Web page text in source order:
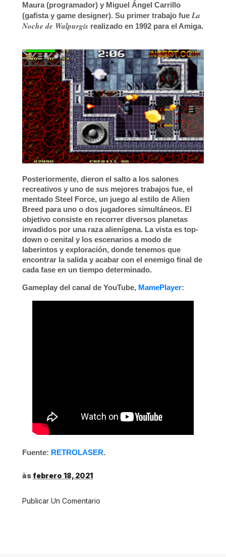
Maura(programador) y Miguel Ángel Carrillo
(gafista y game designer). Su primer trabajo fue La
Noche de Walpurgis realizado en 1992 para el Amiga.
Posteriormente, dieron el salto a los salones
recreativos y uno de sus mejores trabajos fue, el
mentado Steel Force, un juego al estilo de Alien
Breed para uno o dos jugadores simultáneos. El
objetivo consiste en recorrer diversos planetas
invadidos por una raza alienígena. La vista es top-
down o cenital y los escenarios a modo de
laberintos y exploración, donde tenemos que
encontrar la salida y acabar con el enemigo final de
cada fase en un tiempo determinado.
Gameplay del canal de YouTube, MamePlayer:
Fuente: RETROLASER.
àsfebrero 18, 2021
Publicar Un Comentario